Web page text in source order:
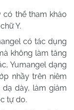
có thể tham khảo
Y.
có tác dụng
không làm tăng
Yumangel dạng
nhầy trên niêm
dày, làm giảm
tự do.